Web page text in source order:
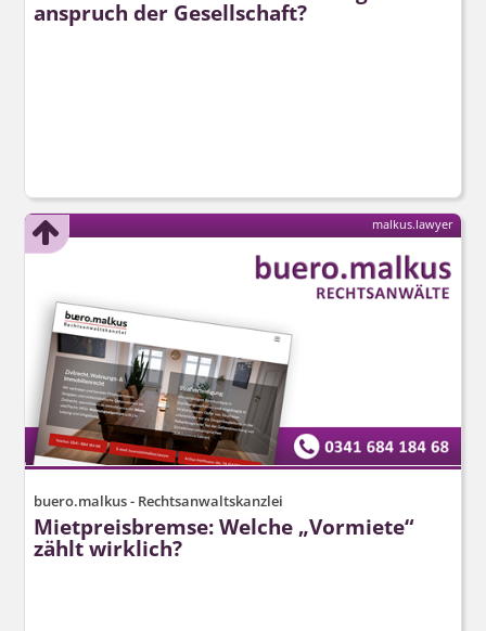
anspruch der Gesellschaft?
buero.malkus - Rechtsanwaltskanzlei
Mietpreisbremse: Welche „Vormiete“
zählt wirklich?
malkus.lawyer